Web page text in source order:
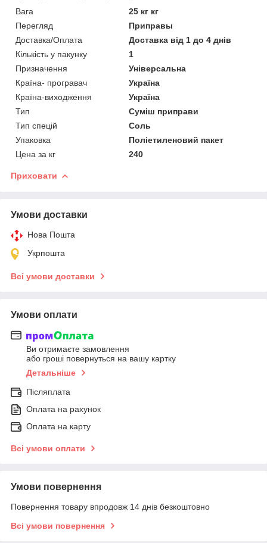
Вага
25 кг кг
Перегляд
Приправы
Доставка/Оплата
Доставка від 1 до 4 днів
Кількість у пакунку
1
Призначення
Універсальна
Країна- програвач
Україна
Країна-виходження
Україна
Тип
Суміш приправи
Тип спецій
Соль
Упаковка
Поліетиленовий пакет
Цена за кг
240
Приховати
Умови доставки
Нова Пошта
Укрпошта
Всі умови доставки
Умови оплати
Ви отримаєте замовлення
або гроші повернуться на вашу картку
Детальніше
Післяплата
Оплата на рахунок
Оплата на карту
Всі умови оплати
Умови повернення
Повернення товару впродовж 14 днів безкоштовно
Всі умови повернення